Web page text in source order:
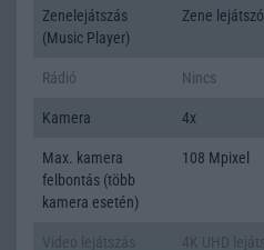
Zenelejátszás
(Music Player)
Zene lejátszó
Rádió Nincs
Kamera 4x
Max. kamera
felbontás (több
kamera esetén)
108 Mpixel